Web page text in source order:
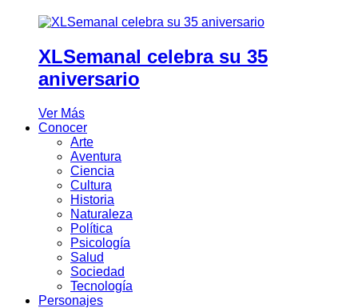
XLSemanal celebra su 35
aniversario
Ver Más
Conocer
Arte
Aventura
Ciencia
Cultura
Historia
Naturaleza
Política
Psicología
Salud
Sociedad
Tecnología
Personajes